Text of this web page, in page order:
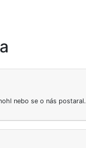
nebo se o nás postaral.